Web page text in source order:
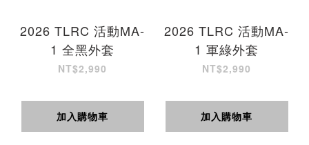
2026 TLRC 活動MA-
1 全黑外套
NT$2,990
加入購物車
2026 TLRC 活動MA-
1 軍綠外套
NT$2,990
加入購物車